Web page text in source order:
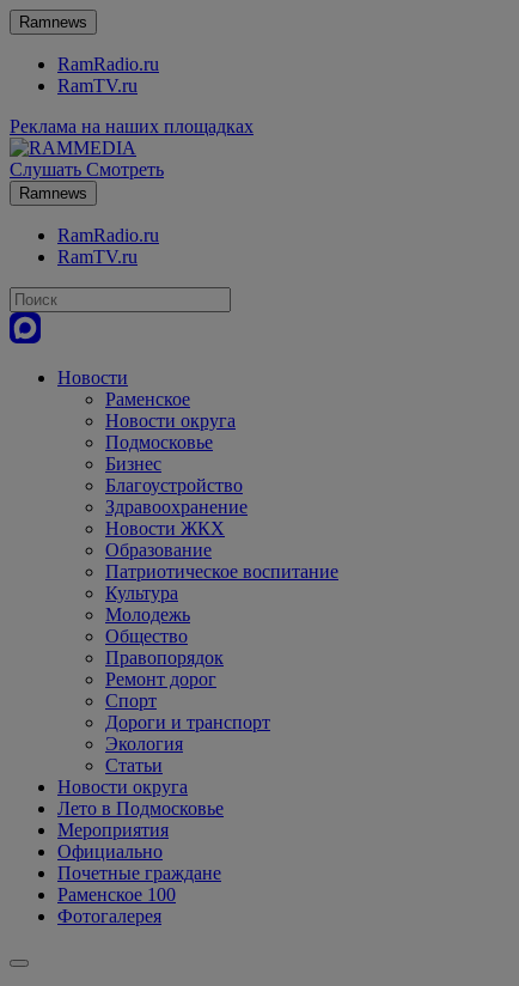
Ramnews
RamRadio.ru
RamTV.ru
Реклама на наших площадках
Слушать Смотреть
Ramnews
RamRadio.ru
RamTV.ru
Новости
Раменское
Новости округа
Подмосковье
Бизнес
Благоустройство
Здравоохранение
Новости ЖКХ
Образование
Патриотическое воспитание
Культура
Молодежь
Общество
Правопорядок
Ремонт дорог
Спорт
Дороги и транспорт
Экология
Статьи
Новости округа
Лето в Подмосковье
Мероприятия
Официально
Почетные граждане
Раменское 100
Фотогалерея